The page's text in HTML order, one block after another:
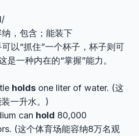
纳，包含；能装下
以“抓住”一个杯子，杯子则可
是一种内在的“掌握”能力。
holds one liter of water. (这
一升水。)
can hold 80,000
(这个体育场能容纳8万名观